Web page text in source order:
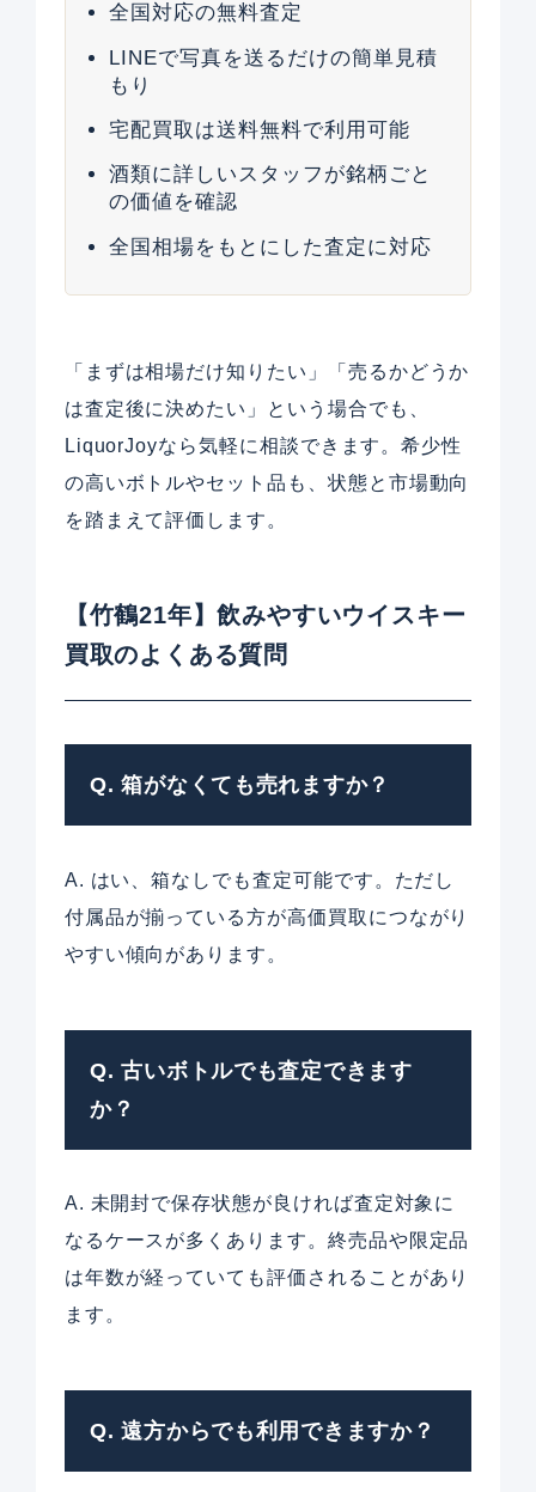
全国対応の無料査定
LINEで写真を送るだけの簡単見積
もり
宅配買取は送料無料で利用可能
酒類に詳しいスタッフが銘柄ごと
の価値を確認
全国相場をもとにした査定に対応
「まずは相場だけ知りたい」「売るかどうか
は査定後に決めたい」という場合でも、
LiquorJoyなら気軽に相談できます。希少性
の高いボトルやセット品も、状態と市場動向
を踏まえて評価します。
【竹鶴21年】飲みやすいウイスキー
買取のよくある質問
Q. 箱がなくても売れますか？
A. はい、箱なしでも査定可能です。ただし
付属品が揃っている方が高価買取につながり
やすい傾向があります。
Q. 古いボトルでも査定できます
か？
A. 未開封で保存状態が良ければ査定対象に
なるケースが多くあります。終売品や限定品
は年数が経っていても評価されることがあり
ます。
Q. 遠方からでも利用できますか？